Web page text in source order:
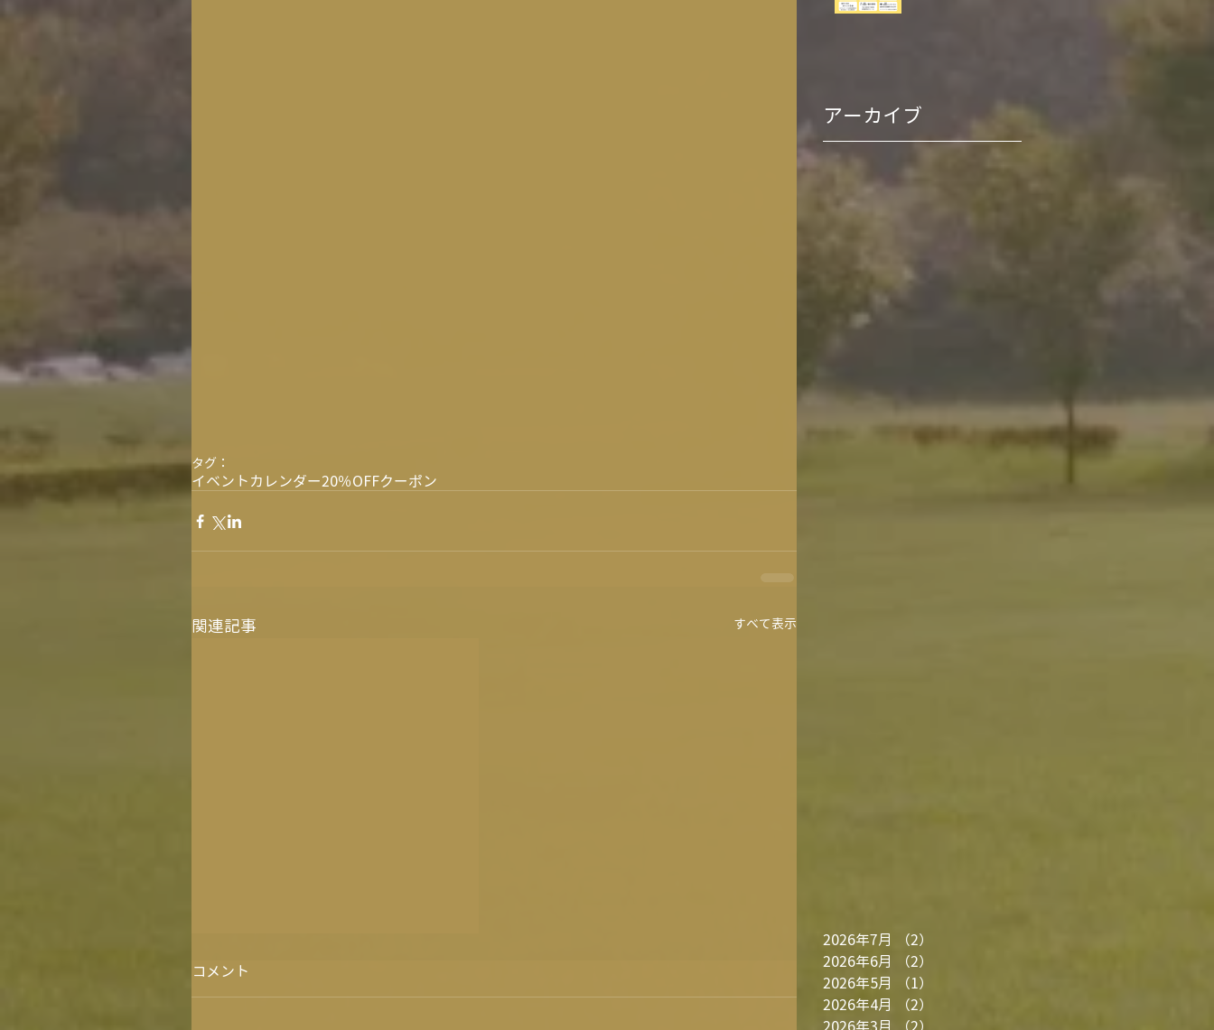
タグ：
イベントカレンダー20％OFFクーポン
関連記事 すべて表示
コメント
アーカイブ
2026年7月 （2）
2026年6月
（2）
2026年5月
（1）
2026年4月
（2）